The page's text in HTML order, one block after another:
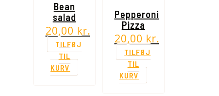
Bean
salad
20,00 kr.
TILFØJ
TIL
KURV
Pepperoni
Pizza
20,00 kr.
TILFØJ
TIL
KURV